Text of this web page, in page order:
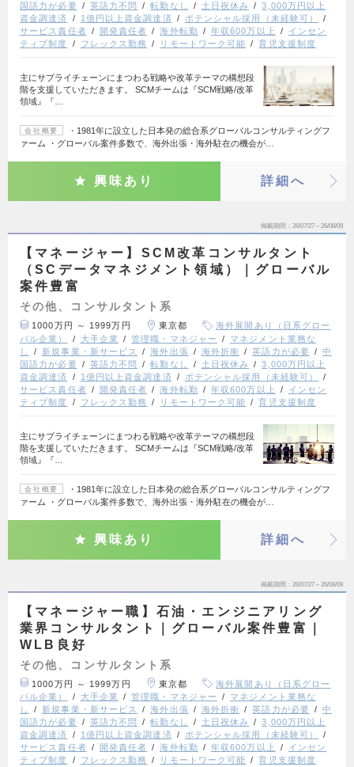
国語力が必要
英語力不問 転勤なし 土日祝休み
3,000万円以上
資金調達済
1億円以上資金調達済
ポテンシャル採用（未経験可）
サービス責任者
開発責任者 海外転勤 年収600万以上
インセン
ティブ制度
フレックス勤務 リモートワーク可能 育児支援制度
主にサプライチェーンにまつわる戦略や改革テーマの構想段
階を支援していただきます。 SCMチームは『SCM戦略/改革
領域』『…
会社概要
・1981年に設立した日本発の総合系グローバルコンサルティングフ
ァーム ・グローバル案件多数で、海外出張・海外駐在の機会が…
興味あり 詳細へ
掲載期間 26/07/27～26/08/09
【マネージャー】SCM改革コンサルタント
（SCデータマネジメント領域）｜グローバル
案件豊富
その他、コンサルタント系
1000万円 ～ 1999万円 東京都
海外展開あり（日系グロー
バル企業）
大手企業 管理職・マネジャー
マネジメント業務な
し
新規事業・新サービス 海外出張 海外折衝 英語力が必要
中
国語力が必要
英語力不問 転勤なし 土日祝休み
3,000万円以上
資金調達済
1億円以上資金調達済
ポテンシャル採用（未経験可）
サービス責任者
開発責任者 海外転勤 年収600万以上
インセン
ティブ制度
フレックス勤務 リモートワーク可能 育児支援制度
主にサプライチェーンにまつわる戦略や改革テーマの構想段
階を支援していただきます。 SCMチームは『SCM戦略/改革
領域』『…
会社概要
・1981年に設立した日本発の総合系グローバルコンサルティングフ
ァーム ・グローバル案件多数で、海外出張・海外駐在の機会が…
興味あり 詳細へ
掲載期間 26/07/27～26/08/09
【マネージャー職】石油・エンジニアリング
業界コンサルタント｜グローバル案件豊富｜
WLB良好
その他、コンサルタント系
1000万円 ～ 1999万円 東京都
海外展開あり（日系グロー
バル企業）
大手企業 管理職・マネジャー
マネジメント業務な
し
新規事業・新サービス 海外出張 海外折衝 英語力が必要
中
国語力が必要
英語力不問 転勤なし 土日祝休み
3,000万円以上
資金調達済
1億円以上資金調達済
ポテンシャル採用（未経験可）
サービス責任者
開発責任者 海外転勤 年収600万以上
インセン
ティブ制度
フレックス勤務 リモートワーク可能 育児支援制度